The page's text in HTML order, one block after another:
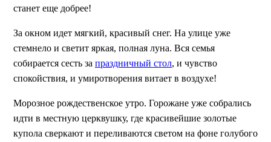
станет еще добрее!
За окном идет мягкий, красивый снег. На улице уже
стемнело и светит яркая, полная луна. Вся семья
собирается сесть за праздничный стол, и чувство
спокойствия, и умиротворения витает в воздухе!
Морозное рождественское утро. Горожане уже собрались
идти в местную церквушку, где красивейшие золотые
купола сверкают и переливаются светом на фоне голубого